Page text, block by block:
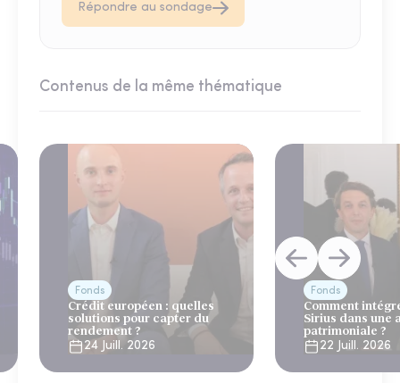
Répondre au sondage
Contenus de la même thématique
Fonds
Crédit européen : quelles
solutions pour capter du
rendement ?
24 Juill. 2026
Fonds
Comment
Sirius dans une
patrimoniale ?
22 Juill. 2026